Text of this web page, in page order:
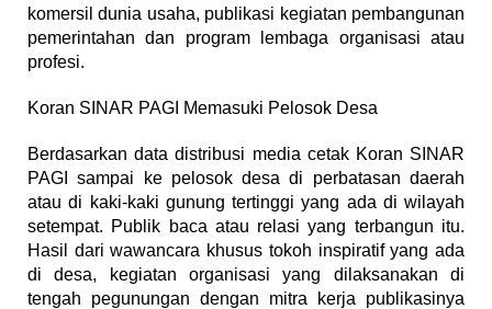
komersil dunia usaha, publikasi kegiatan pembangunan
pemerintahan dan program lembaga organisasi atau
profesi.
Koran SINAR PAGI Memasuki Pelosok Desa
Berdasarkan data distribusi media cetak Koran SINAR
PAGI sampai ke pelosok desa di perbatasan daerah
atau di kaki-kaki gunung tertinggi yang ada di wilayah
setempat. Publik baca atau relasi yang terbangun itu.
Hasil dari wawancara khusus tokoh inspiratif yang ada
di desa, kegiatan organisasi yang dilaksanakan di
tengah pegunungan dengan mitra kerja publikasinya